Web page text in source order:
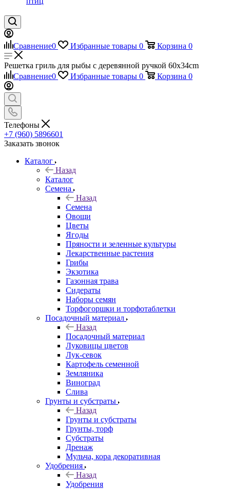
Сравнение0 Избранные товары 0 Корзина 0
Решетка гриль для рыбы с деревянной ручкой 60x34cm
Сравнение0 Избранные товары 0 Корзина 0
Телефоны
+7 (960) 5896601
Заказать звонок
Каталог
Назад
Каталог
Семена
Назад
Семена
Овощи
Цветы
Ягоды
Пряности и зеленные культуры
Лекарственные растения
Грибы
Экзотика
Газонная трава
Сидераты
Наборы семян
Торфогоршки и торфотаблетки
Посадочный материал
Назад
Посадочный материал
Луковицы цветов
Лук-севок
Картофель семенной
Земляника
Виноград
Слива
Грунты и субстраты
Назад
Грунты и субстраты
Грунты, торф
Субстраты
Дренаж
Мульча, кора декоративная
Удобрения
Назад
Удобрения